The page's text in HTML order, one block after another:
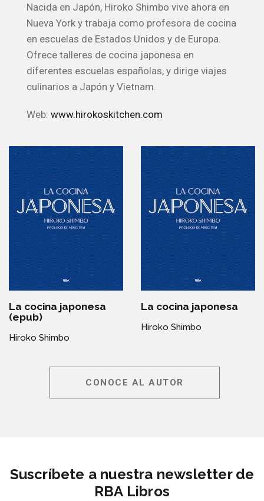
Nacida en Japón, Hiroko Shimbo vive ahora en
Nueva York y trabaja como profesora de cocina
en escuelas de Estados Unidos y de Europa.
Ofrece talleres de cocina japonesa en
diferentes escuelas españolas, y dirige viajes
culinarios a Japón y Vietnam.
Web: www.hirokoskitchen.com
La cocina japonesa
(epub)
Hiroko Shimbo
La cocina japonesa
Hiroko Shimbo
CONOCE AL AUTOR
Suscríbete a nuestra newsletter de
RBA Libros